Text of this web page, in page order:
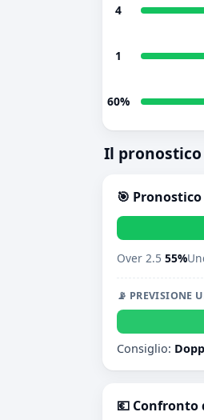
4
1
60%
Il
🎯
Over 2.5 55%
📡 PREVISIONE
Consiglio:
💶